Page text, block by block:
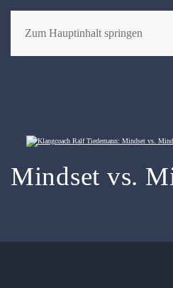
Zum Hauptinhalt springen
Mindset vs.